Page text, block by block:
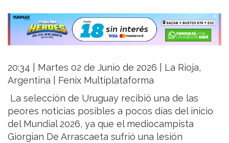
20:34 | Martes 02 de Junio de 2026 | La Rioja,
Argentina | Fenix Multiplataforma
La selección de Uruguay recibió una de las
peores noticias posibles a pocos días del inicio
del Mundial 2026, ya que el mediocampista
Giorgian De Arrascaeta sufrió una lesión